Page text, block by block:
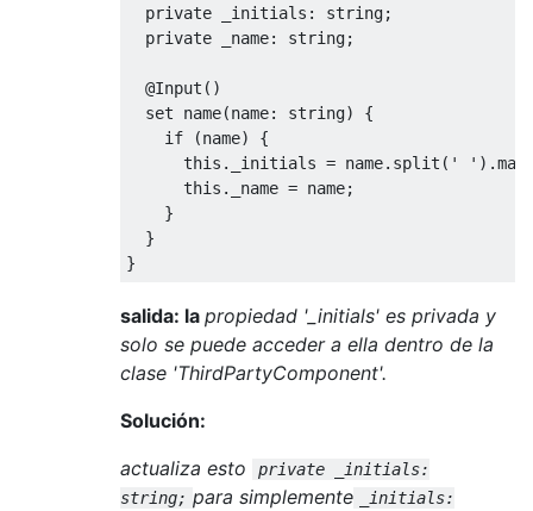
private _initials : string;
private _name: string;
@Input ()
set name(name: string)
{
if
(name)
{
this . _initials = name. split ( ' ' ).map
this . _name = name;
}
}
}
salida: la propiedad '_initials' es privada y
solo se puede acceder a ella dentro de la
clase 'ThirdPartyComponent'.
Solución:
actualiza esto
private _initials:
string; para simplemente
_initials: